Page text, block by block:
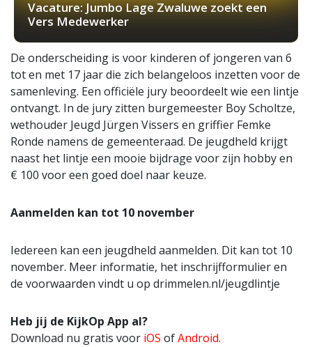
Vacature: Jumbo Lage Zwaluwe zoekt een
Vers Medewerker
De onderscheiding is voor kinderen of jongeren van 6
tot en met 17 jaar die zich belangeloos inzetten voor de
samenleving. Een officiële jury beoordeelt wie een lintje
ontvangt. In de jury zitten burgemeester Boy Scholtze,
wethouder Jeugd Jürgen Vissers en griffier Femke
Ronde namens de gemeenteraad. De jeugdheld krijgt
naast het lintje een mooie bijdrage voor zijn hobby en
€ 100 voor een goed doel naar keuze.
Aanmelden kan tot 10 november
Iedereen kan een jeugdheld aanmelden. Dit kan tot 10
november. Meer informatie, het inschrijfformulier en
de voorwaarden vindt u op drimmelen.nl/jeugdlintje
Heb jij de KijkOp App al?
Download nu gratis voor iOS ofAndroid.